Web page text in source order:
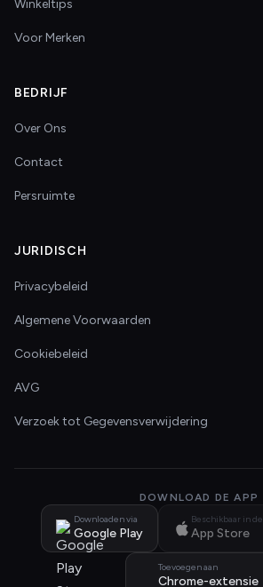
Winkeltips
Voor Merken
BEDRIJF
Over Ons
Contact
Persruimte
JURIDISCH
Privacybeleid
Algemene Voorwaarden
Cookiebeleid
AVG
Verzoek tot Gegevensverwijdering
DOWNLOAD DE APP
Downloaden via
Google Play
Beschikbaar in de
App Store
Toevoegen aan
Chrome-extensie